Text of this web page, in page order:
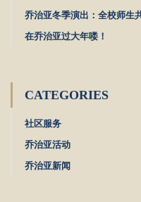
乔治亚冬季演出：全校师生
在乔治亚过大年喽！
CATEGORIES
社区服务
乔治亚活动
乔治亚新闻